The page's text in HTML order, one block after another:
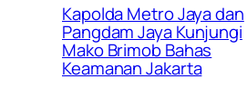
Kapolda Metro Jaya dan
Pangdam Jaya Kunjungi
Mako Brimob Bahas
Keamanan Jakarta